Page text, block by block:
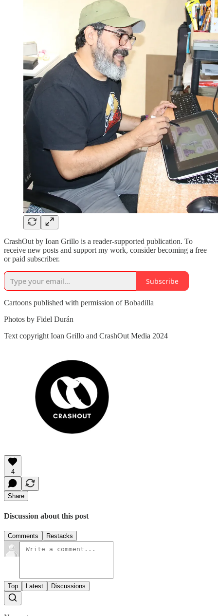
CrashOut by Ioan Grillo is a reader-supported publication. To
receive new posts and support my work, consider becoming a free
or paid subscriber.
Subscribe
Cartoons published with permission of Bobadilla
Photos by Fidel Durán
Text copyright Ioan Grillo and CrashOut Media 2024
4
Share
Discussion about this post
Comments Restacks
Top Latest Discussions